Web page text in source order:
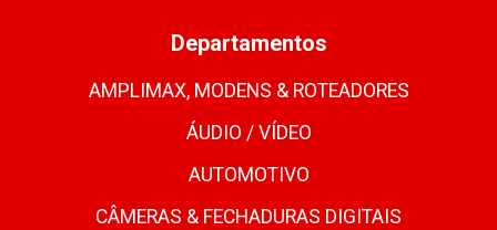
Departamentos
AMPLIMAX, MODENS & ROTEADORES
ÁUDIO / VÍDEO
AUTOMOTIVO
CÂMERAS & FECHADURAS DIGITAIS